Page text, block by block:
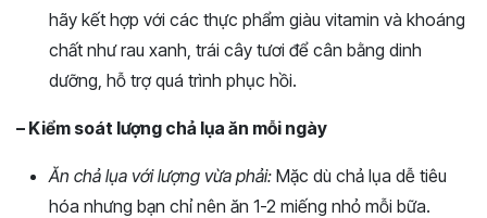
hãy kết hợp với các thực phẩm giàu vitamin và khoáng
chất như rau xanh, trái cây tươi để cân bằng dinh
dưỡng, hỗ trợ quá trình phục hồi.
– Kiểm soát lượng chả lụa ăn mỗi ngày
Ăn chả lụa với lượng vừa phải: Mặc dù chả lụa dễ tiêu
hóa nhưng bạn chỉ nên ăn 1-2 miếng nhỏ mỗi bữa.